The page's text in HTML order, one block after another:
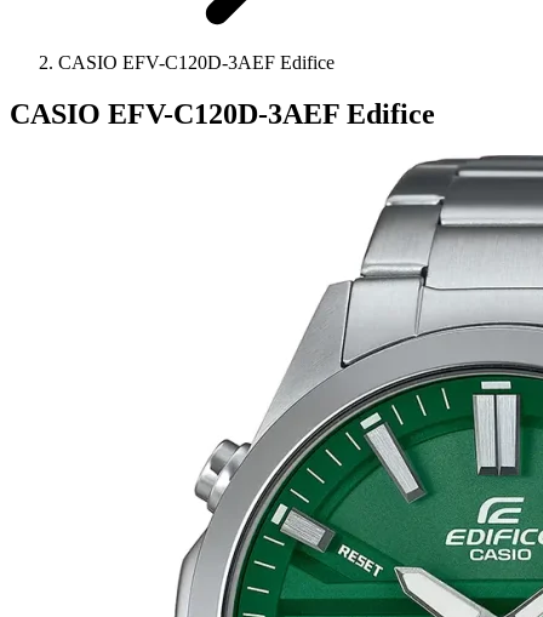
CASIO EFV-C120D-3AEF Edifice
CASIO EFV-C120D-3AEF Edifice